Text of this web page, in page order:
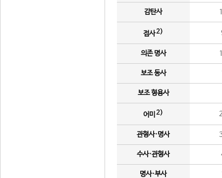
감탄사
접사2)
의존 명사
보조 동사
보조 형용사
어미 2)
관형사·명사
수사·관형사
명사·부사